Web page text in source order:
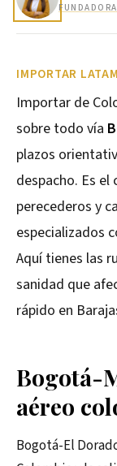
FUNDADORA
IMPORTAR
Importar de
sobre todo vía
plazos
despacho. Es
perecederos y
especializados
Aquí tienes las
sanidad que
rápido en
Bogotá-
aéreo
Bogotá-El